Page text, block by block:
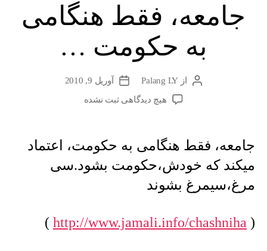
جامعه، فقط هنگامی
به حکومت …
نویسندهٔ
نوشته
از Palang LY
تاریخآوریل 9, 2010
هیچ دیدگاهیبرای
هنگامی
به
حکومت
ثبت نشده
جامعه، فقط هنگامی به حکومت، اعتماد
میکند که خودش،حکومت بشود.سی
مرغ،سیمرغ بشوند
(
http://www.jamali.info/chashniha
)